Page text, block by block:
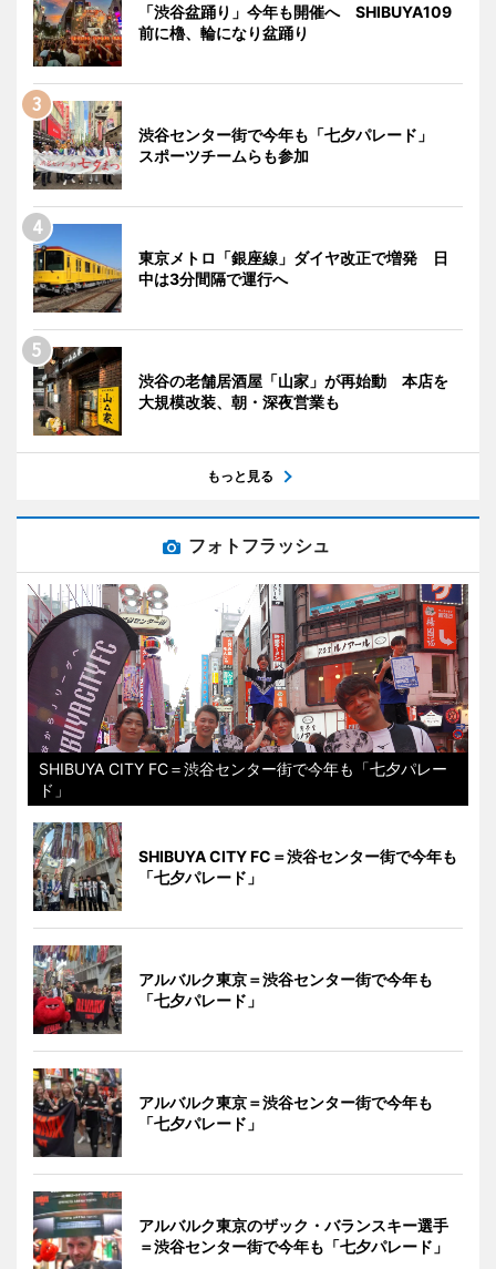
「渋谷盆踊り」今年も開催へ SHIBUYA109
前に櫓、輪になり盆踊り
渋谷センター街で今年も「七夕パレード」
スポーツチームらも参加
東京メトロ「銀座線」ダイヤ改正で増発 日
中は3分間隔で運行へ
渋谷の老舗居酒屋「山家」が再始動 本店を
大規模改装、朝・深夜営業も
もっと見る
フォトフラッシュ
SHIBUYA CITY FC＝渋谷センター街で今年も「七夕パレー
ド」
SHIBUYA CITY FC＝渋谷センター街で今年も
「七夕パレード」
アルバルク東京＝渋谷センター街で今年も
「七夕パレード」
アルバルク東京＝渋谷センター街で今年も
「七夕パレード」
アルバルク東京のザック・バランスキー選手
＝渋谷センター街で今年も「七夕パレード」